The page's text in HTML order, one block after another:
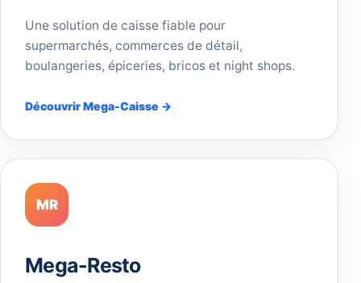
Une solution de caisse fiable pour
supermarchés, commerces de détail,
boulangeries, épiceries, bricos et night shops.
Découvrir Mega-Caisse →
MR
Mega-Resto